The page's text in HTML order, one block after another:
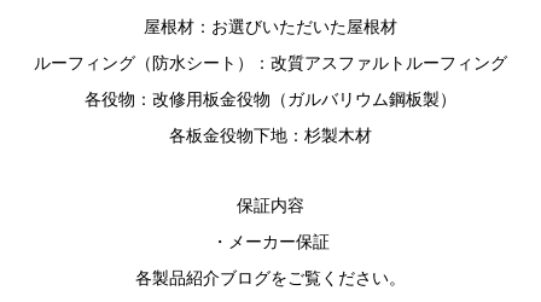
屋根材：お選びいただいた屋根材
ルーフィング（防水シート）：改質アスファルトルーフィング
各役物：改修用板金役物（ガルバリウム鋼板製）
各板金役物下地：杉製木材
保証内容
・メーカー保証
各製品紹介ブログをご覧ください。